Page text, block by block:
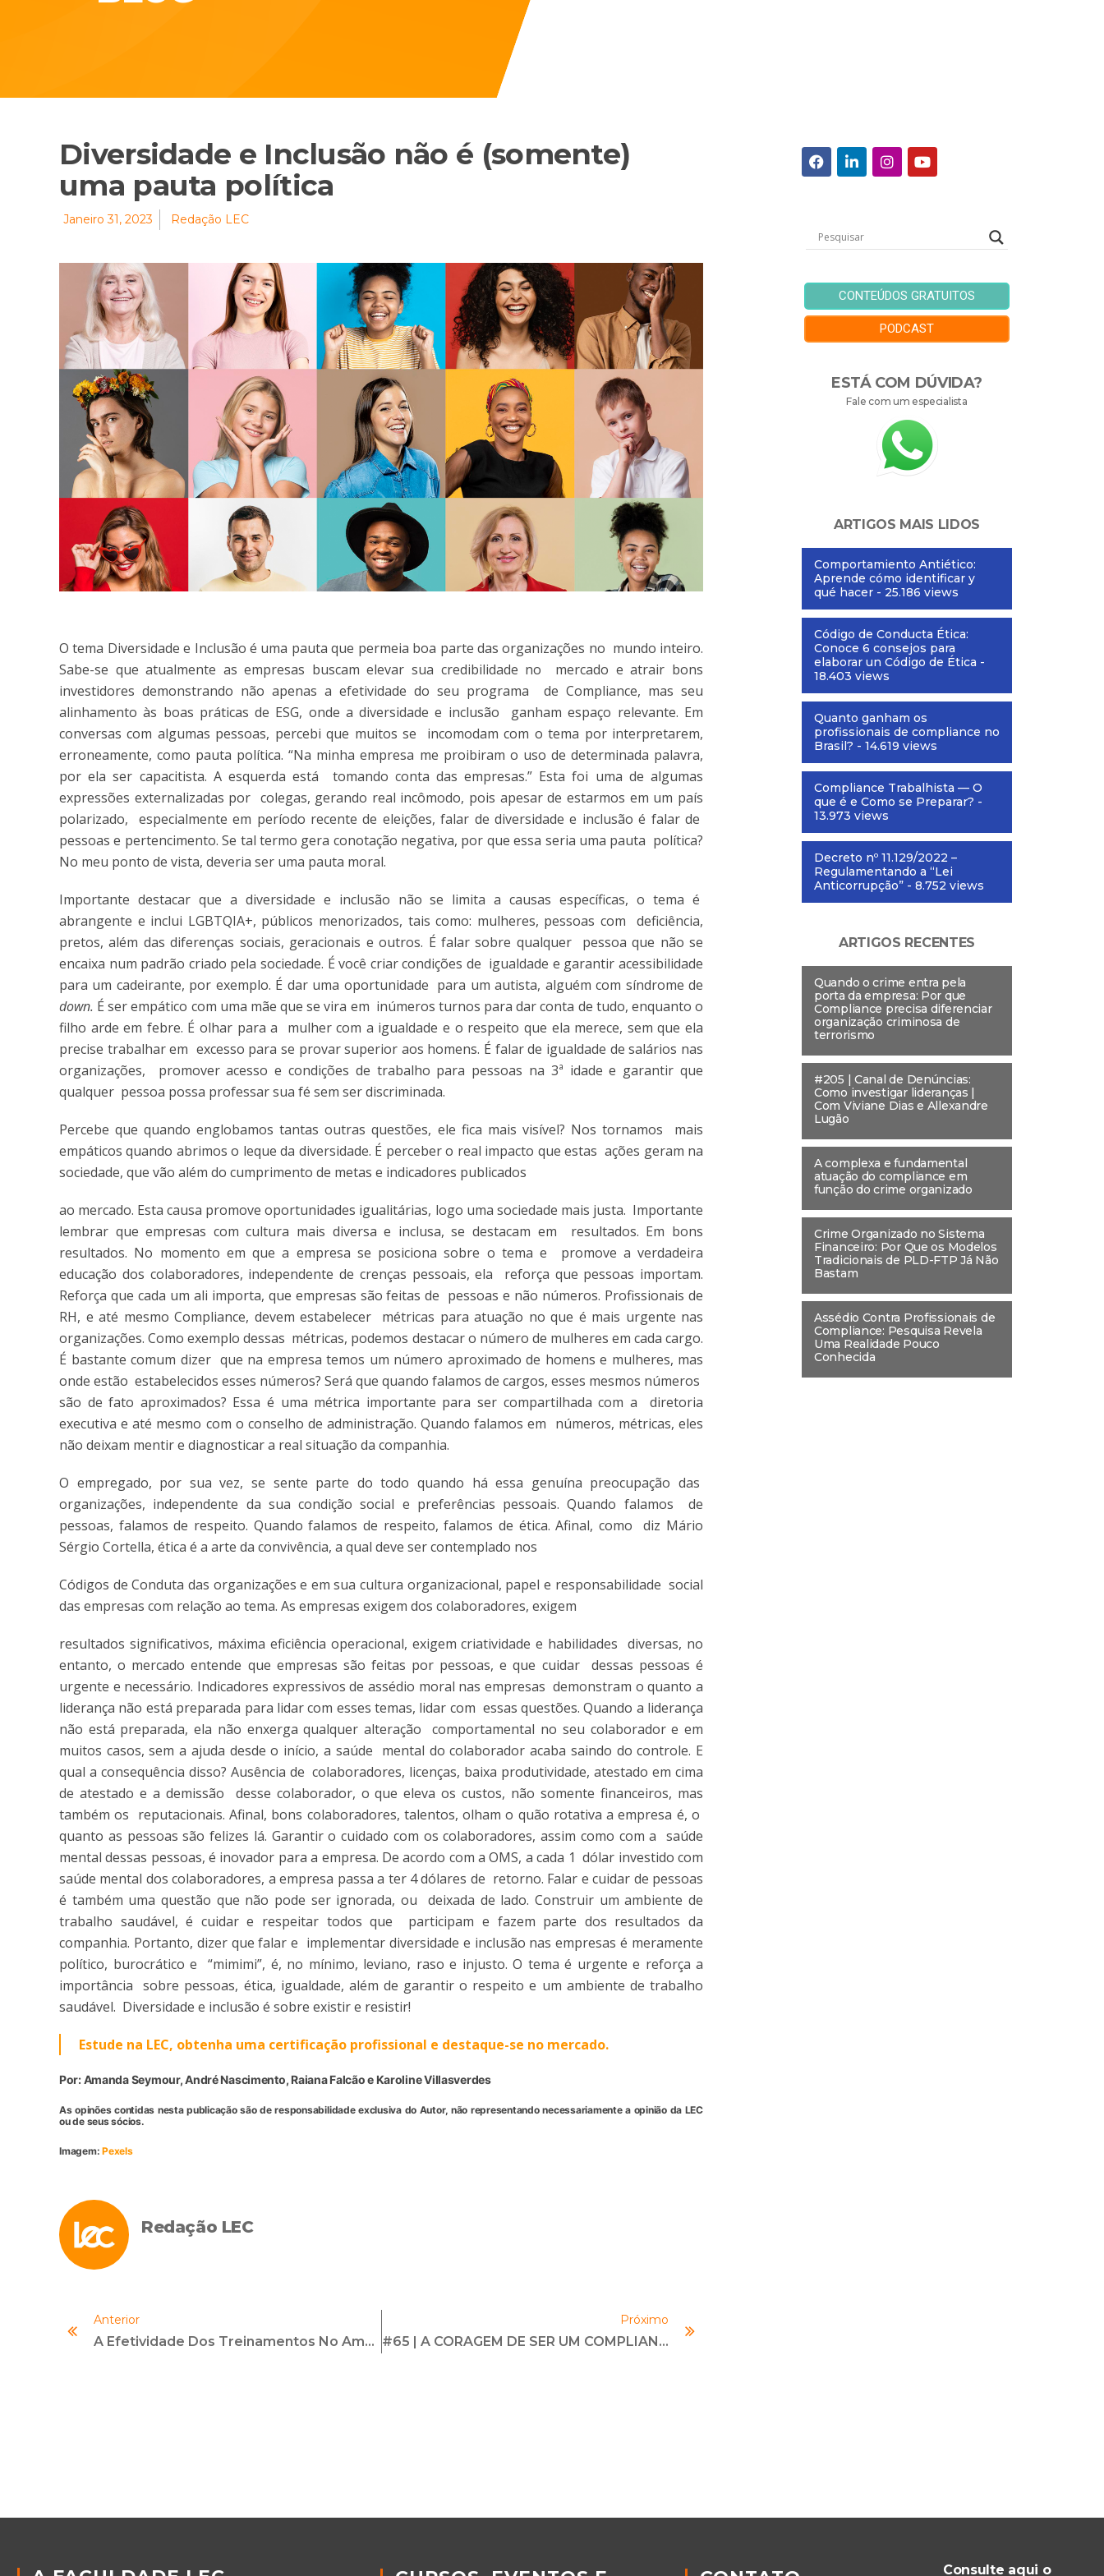
Diversidade e Inclusão não é (somente)
uma pauta política
Janeiro 31, 2023 Redação LEC
O tema Diversidade e Inclusão é uma pauta que permeia boa parte das organizações no mundo inteiro.
Sabe-se que atualmente as empresas buscam elevar sua credibilidade no mercado e atrair bons
investidores demonstrando não apenas a efetividade do seu programa de Compliance, mas seu
alinhamento às boas práticas de ESG, onde a diversidade e inclusão ganham espaço relevante. Em
conversas com algumas pessoas, percebi que muitos se incomodam com o tema por interpretarem,
erroneamente, como pauta política. “Na minha empresa me proibiram o uso de determinada palavra,
por ela ser capacitista. A esquerda está tomando conta das empresas.” Esta foi uma de algumas
expressões externalizadas por colegas, gerando real incômodo, pois apesar de estarmos em um país
polarizado, especialmente em período recente de eleições, falar de diversidade e inclusão é falar de
pessoas e pertencimento. Se tal termo gera conotação negativa, por que essa seria uma pauta política?
No meu ponto de vista, deveria ser uma pauta moral.
Importante destacar que a diversidade e inclusão não se limita a causas específicas, o tema é
abrangente e inclui LGBTQIA+, públicos menorizados, tais como: mulheres, pessoas com deficiência,
pretos, além das diferenças sociais, geracionais e outros. É falar sobre qualquer pessoa que não se
encaixa num padrão criado pela sociedade. É você criar condições de igualdade e garantir acessibilidade
para um cadeirante, por exemplo. É dar uma oportunidade para um autista, alguém com síndrome de
down. É ser empático com uma mãe que se vira em inúmeros turnos para dar conta de tudo, enquanto o
filho arde em febre. É olhar para a mulher com a igualdade e o respeito que ela merece, sem que ela
precise trabalhar em excesso para se provar superior aos homens. É falar de igualdade de salários nas
organizações, promover acesso e condições de trabalho para pessoas na 3ª idade e garantir que
qualquer pessoa possa professar sua fé sem ser discriminada.
Percebe que quando englobamos tantas outras questões, ele fica mais visível? Nos tornamos mais
empáticos quando abrimos o leque da diversidade. É perceber o real impacto que estas ações geram na
sociedade, que vão além do cumprimento de metas e indicadores publicados
ao mercado. Esta causa promove oportunidades igualitárias, logo uma sociedade mais justa. Importante
lembrar que empresas com cultura mais diversa e inclusa, se destacam em resultados. Em bons
resultados. No momento em que a empresa se posiciona sobre o tema e promove a verdadeira
educação dos colaboradores, independente de crenças pessoais, ela reforça que pessoas importam.
Reforça que cada um ali importa, que empresas são feitas de pessoas e não números. Profissionais de
RH, e até mesmo Compliance, devem estabelecer métricas para atuação no que é mais urgente nas
organizações. Como exemplo dessas métricas, podemos destacar o número de mulheres em cada cargo.
É bastante comum dizer que na empresa temos um número aproximado de homens e mulheres, mas
onde estão estabelecidos esses números? Será que quando falamos de cargos, esses mesmos números
são de fato aproximados? Essa é uma métrica importante para ser compartilhada com a diretoria
executiva e até mesmo com o conselho de administração. Quando falamos em números, métricas, eles
não deixam mentir e diagnosticar a real situação da companhia.
O empregado, por sua vez, se sente parte do todo quando há essa genuína preocupação das
organizações, independente da sua condição social e preferências pessoais. Quando falamos de
pessoas, falamos de respeito. Quando falamos de respeito, falamos de ética. Afinal, como diz Mário
Sérgio Cortella, ética é a arte da convivência, a qual deve ser contemplado nos
Códigos de Conduta das organizações e em sua cultura organizacional, papel e responsabilidade social
das empresas com relação ao tema. As empresas exigem dos colaboradores, exigem
resultados significativos, máxima eficiência operacional, exigem criatividade e habilidades diversas, no
entanto, o mercado entende que empresas são feitas por pessoas, e que cuidar dessas pessoas é
urgente e necessário. Indicadores expressivos de assédio moral nas empresas demonstram o quanto a
liderança não está preparada para lidar com esses temas, lidar com essas questões. Quando a liderança
não está preparada, ela não enxerga qualquer alteração comportamental no seu colaborador e em
muitos casos, sem a ajuda desde o início, a saúde mental do colaborador acaba saindo do controle. E
qual a consequência disso? Ausência de colaboradores, licenças, baixa produtividade, atestado em cima
de atestado e a demissão desse colaborador, o que eleva os custos, não somente financeiros, mas
também os reputacionais. Afinal, bons colaboradores, talentos, olham o quão rotativa a empresa é, o
quanto as pessoas são felizes lá. Garantir o cuidado com os colaboradores, assim como com a saúde
mental dessas pessoas, é inovador para a empresa. De acordo com a OMS, a cada 1 dólar investido com
saúde mental dos colaboradores, a empresa passa a ter 4 dólares de retorno. Falar e cuidar de pessoas
é também uma questão que não pode ser ignorada, ou deixada de lado. Construir um ambiente de
trabalho saudável, é cuidar e respeitar todos que participam e fazem parte dos resultados da
companhia. Portanto, dizer que falar e implementar diversidade e inclusão nas empresas é meramente
político, burocrático e “mimimi”, é, no mínimo, leviano, raso e injusto. O tema é urgente e reforça a
importância sobre pessoas, ética, igualdade, além de garantir o respeito e um ambiente de trabalho
saudável. Diversidade e inclusão é sobre existir e resistir!
Estude na LEC, obtenha uma certificação profissional e destaque-se no mercado.
Por: Amanda Seymour, André Nascimento, Raiana Falcão e Karoline Villasverdes
As opinões contidas nesta publicação são de responsabilidade exclusiva do Autor, não representando necessariamente a opinião da LEC
ou de seus sócios.
Imagem:Pexels
Redação LEC
Anterior
A Efetividade Dos Treinamentos No Ambiente Virtual E Híbrido
Próximo
#65 | A CORAGEM DE SER UM COMPLIANCE OFFICER | Com Andressa Genovesi
CONTEÚDOS GRATUITOS
PODCAST
ESTÁ COM DÚVIDA?
Fale com um especialista
ARTIGOS MAIS LIDOS
Comportamiento Antiético:
Aprende cómo identificar y
qué hacer - 25.186 views
Código de Conducta Ética:
Conoce 6 consejos para
elaborar un Código de Ética -
18.403 views
Quanto ganham os
profissionais de compliance no
Brasil? - 14.619 views
Compliance Trabalhista — O
que é e Como se Preparar? -
13.973 views
Decreto nº 11.129/2022 –
Regulamentando a “Lei
Anticorrupção” - 8.752 views
ARTIGOS RECENTES
Quando o crime entra pela
porta da empresa: Por que
Compliance precisa diferenciar
organização criminosa de
terrorismo
#205 | Canal de Denúncias:
Como investigar lideranças |
Com Viviane Dias e Allexandre
Lugão
A complexa e fundamental
atuação do compliance em
função do crime organizado
Crime Organizado no Sistema
Financeiro: Por Que os Modelos
Tradicionais de PLD-FTP Já Não
Bastam
Assédio Contra Profissionais de
Compliance: Pesquisa Revela
Uma Realidade Pouco
Conhecida
Consulte aqui o